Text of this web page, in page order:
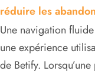
réduire les
Une navigation
une expérience
de Betify.